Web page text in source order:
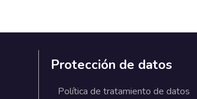
Protección de datos
Política de tratamiento de datos